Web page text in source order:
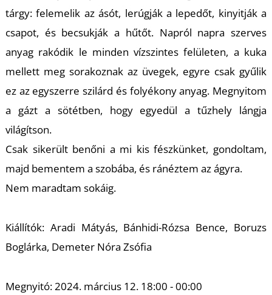
tárgy: felemelik az ásót, lerúgják a lepedőt, kinyitják a
csapot, és becsukják a hűtőt. Napról napra szerves
anyag rakódik le minden vízszintes felületen, a kuka
mellett meg sorakoznak az üvegek, egyre csak gyűlik
ez az egyszerre szilárd és folyékony anyag. Megnyitom
a gázt a sötétben, hogy egyedül a tűzhely lángja
világítson.
Csak sikerült benőni a mi kis fészkünket, gondoltam,
majd bementem a szobába, és ránéztem az ágyra.
Nem maradtam sokáig.
Kiállítók: Aradi Mátyás, Bánhidi-Rózsa Bence, Boruzs
Boglárka, Demeter Nóra Zsófia
Megnyitó: 2024. március 12. 18:00 - 00:00